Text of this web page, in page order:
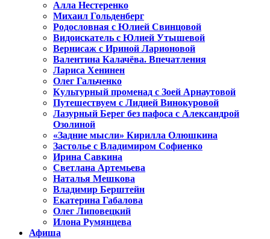
Алла Нестеренко
Михаил Гольденберг
Родословная с Юлией Свинцовой
Видоискатель с Юлией Утышевой
Вернисаж с Ириной Ларионовой
Валентина Калачёва. Впечатления
Лариса Хенинен
Олег Гальченко
Культурный променад с Зоей Арнаутовой
Путешествуем с Лидией Винокуровой
Лазурный Берег без пафоса с Александрой
Озолиной
«Задние мысли» Кирилла Олюшкина
Застолье с Владимиром Софиенко
Ирина Савкина
Светлана Артемьева
Наталья Мешкова
Владимир Берштейн
Екатерина Габалова
Олег Липовецкий
Илона Румянцева
Афиша